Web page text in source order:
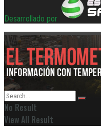
Desarrollado por
No Result
View All Result